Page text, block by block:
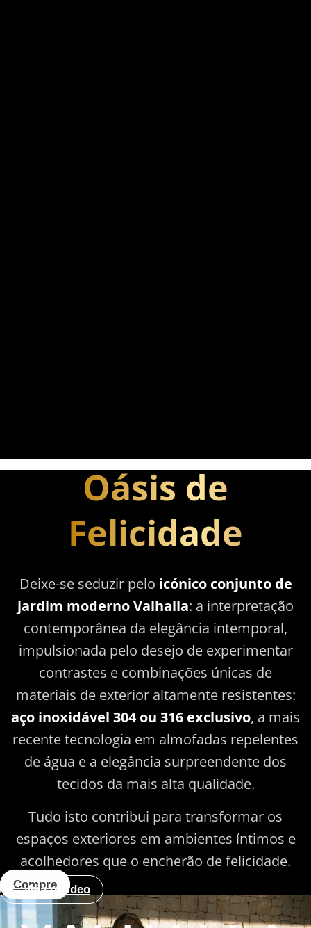
conjunto de jardim
Oásis de
Felicidade
Deixe-se seduzir pelo icónico conjunto de
jardim moderno Valhalla: a interpretação
contemporânea da elegância intemporal,
impulsionada pelo desejo de experimentar
contrastes e combinações únicas de
materiais de exterior altamente resistentes:
aço inoxidável 304 ou 316 exclusivo, a mais
recente tecnologia em almofadas repelentes
de água e a elegância surpreendente dos
tecidos da mais alta qualidade.
Tudo isto contribui para transformar os
espaços exteriores em ambientes íntimos e
acolhedores que o encherão de felicidade.
Compre
Veja o vídeo